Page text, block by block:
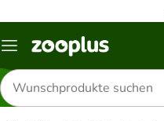
Menü
Produkte
suchen